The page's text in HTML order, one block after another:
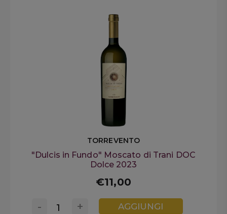
TORREVENTO
"Dulcis in Fundo" Moscato di Trani DOC
Dolce 2023
€11,00
+
- AGGIUNGI